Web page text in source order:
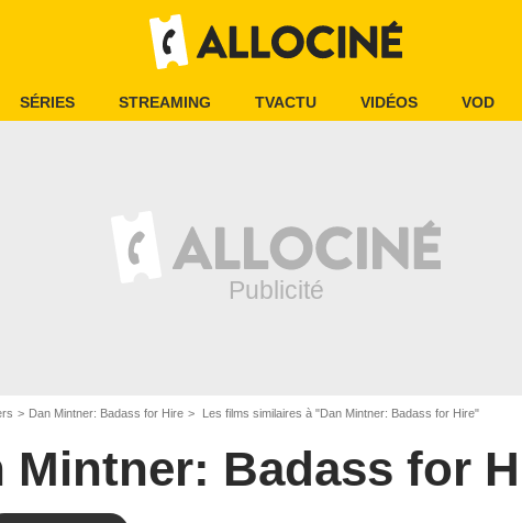
SÉRIES STREAMING TVACTU VIDÉOS VOD
Dan Mintner: Badass for Hire Les films similaires à "Dan Mintner: Badass for Hire"
Mintner: Badass for